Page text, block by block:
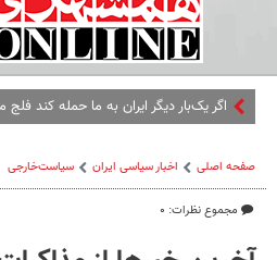
اگر یک‌بار دیگر ایران به ما حمله کند
صفحه اصلی اخبار سیاسی ایران سیاست‌خارجی
مجموع نظرات: ۰